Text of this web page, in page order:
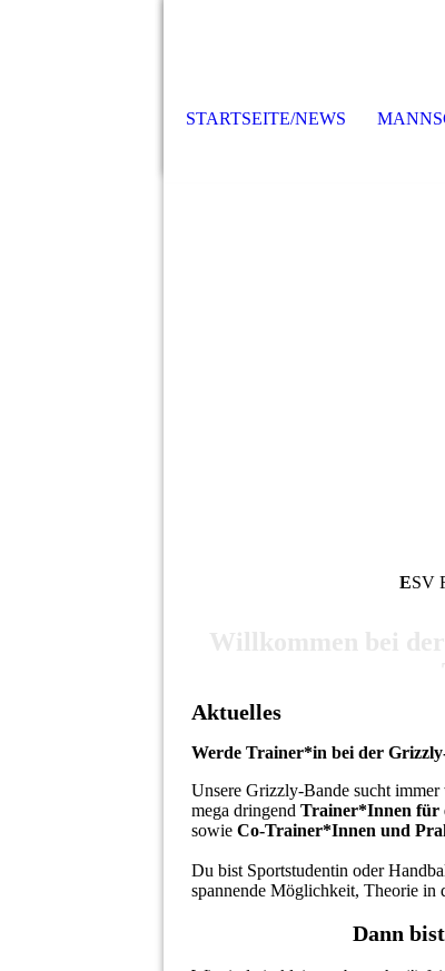
STARTSEITE/NEWS
ESV
Aktuelles
Werde Trainer*in bei der
Unsere Grizzly-Bande sucht
mega dringend Trainer*Innen für
sowie Co-Trainer*Innen und
Du bist Sportstudentin oder
spannende Möglichkeit, Theorie in
Dann bist du bei